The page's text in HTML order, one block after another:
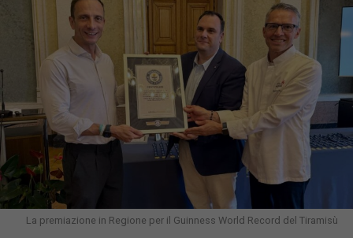
La premiazione in Regione per il Guinness World Record del Tiramisù